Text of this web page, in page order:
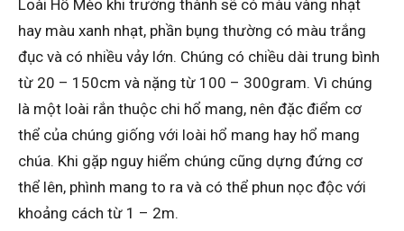
Loài Hổ Mèo khi trưởng thành sẽ có màu vàng nhạt
hay màu xanh nhạt, phần bụng thường có màu trắng
đục và có nhiều vảy lớn. Chúng có chiều dài trung bình
từ 20 – 150cm và nặng từ 100 – 300gram. Vì chúng
là một loài rắn thuộc chi hổ mang, nên đặc điểm cơ
thể của chúng giống với loài hổ mang hay hổ mang
chúa. Khi gặp nguy hiểm chúng cũng dựng đứng cơ
thể lên, phình mang to ra và có thể phun nọc độc với
khoảng cách từ 1 – 2m.